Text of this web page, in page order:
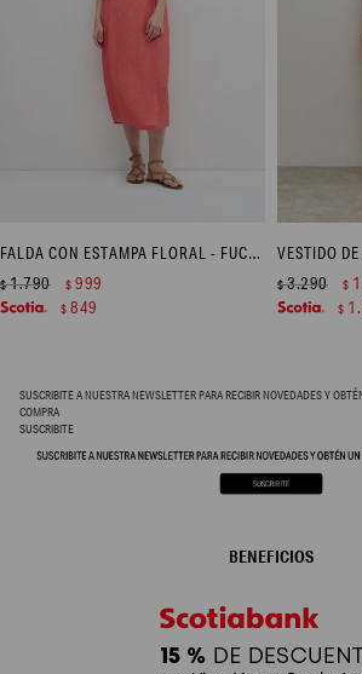
FALDA CON ESTAMPA FLORAL - FUCSIA
$1.790 $ 999
$ 849
$3.290 $
$
SUSCRIBITE A NUESTRA NEWSLETTER PARA RECIBIR NOVEDADES Y
COMPRA
SUSCRIBITE
BENEFICIOS